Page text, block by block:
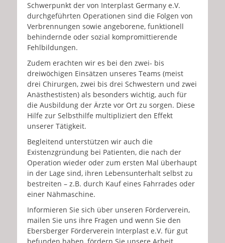
Schwerpunkt der von Interplast Germany e.V.
durchgeführten Operationen sind die Folgen von
Verbrennungen sowie angeborene, funktionell
behindernde oder sozial kompromittierende
Fehlbildungen.
Zudem erachten wir es bei den zwei- bis
dreiwöchigen Einsätzen unseres Teams (meist
drei Chirurgen, zwei bis drei Schwestern und zwei
Anästhestisten) als besonders wichtig, auch für
die Ausbildung der Ärzte vor Ort zu sorgen. Diese
Hilfe zur Selbsthilfe multipliziert den Effekt
unserer Tätigkeit.
Begleitend unterstützen wir auch die
Existenzgründung bei Patienten, die nach der
Operation wieder oder zum ersten Mal überhaupt
in der Lage sind, ihren Lebensunterhalt selbst zu
bestreiten – z.B. durch Kauf eines Fahrrades oder
einer Nähmaschine.
Informieren Sie sich über unseren Förderverein,
mailen Sie uns ihre Fragen und wenn Sie den
Ebersberger Förderverein Interplast e.V. für gut